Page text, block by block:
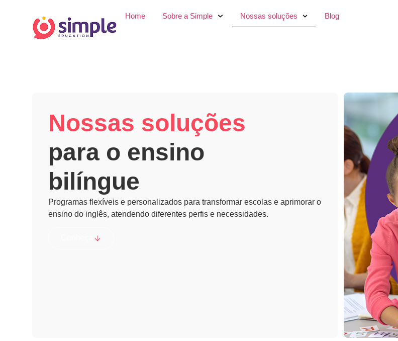
Home Sobre a Simple Nossas soluções Blog
Nossas soluções
para o ensino
bilíngue
Programas flexíveis e personalizados para transformar escolas e aprimorar o
ensino do inglês, atendendo diferentes perfis e necessidades.